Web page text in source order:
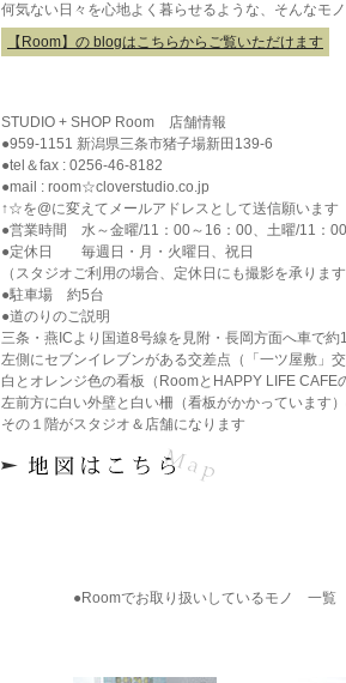
何気ない日々を心地よく暮らせるような、そんなモ
【Room】の blogはこちらからご覧いただけます
生
雑
貨
Room-
の
店
舗
情
報
STUDIO + SHOP Room 店舗情報
●959-1151 新潟県三条市猪子場新田139-6
●tel＆fax : 0256-46-8182
●mail : room☆cloverstudio.co.jp
↑☆を@に変えてメールアドレスとして送信願います
●営業時間 水～金曜/11：00～16：00、土曜/11：
●定休日 毎週日・月・火曜日、祝日
（スタジオご利用の場合、定休日にも撮影を承りま
●駐車場 約5台
●道のりのご説明
三条・燕ICより国道8号線を見附・長岡方面へ車で約
左側にセブンイレブンがある交差点（「一ツ屋敷」
白とオレンジ色の看板（RoomとHAPPY LIFE CAFE
左前方に白い外壁と白い柵（看板がかかっています
その１階がスタジオ＆店舗になります
shop
●Roomでお取り扱いしているモノ 一覧